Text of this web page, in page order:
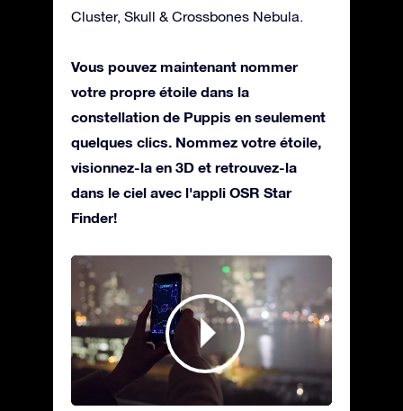
Cluster, Skull & Crossbones Nebula.
Vous pouvez maintenant nommer
votre propre étoile dans la
constellation de Puppis en seulement
quelques clics. Nommez votre étoile,
visionnez-la en 3D et retrouvez-la
dans le ciel avec l'appli OSR Star
Finder!